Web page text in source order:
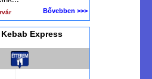
Bővebben >>>
Express